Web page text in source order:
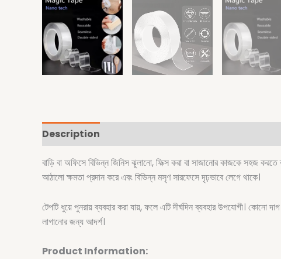
Description
বাড়ি বা অফিসে বিভিন্ন জিনিস ঝুলানো, ফিক্স করা বা সাজানোর কাজকে
আঠালো ক্ষমতা প্রদান করে এবং বিভিন্ন মসৃণ সারফেসে দৃঢ়ভাবে লেগে থাকে।
টেপটি ধুয়ে পুনরায় ব্যবহার করা যায়, ফলে এটি দীর্ঘদিন ব্যবহার উপযোগী। কোনো
লাগানোর জন্য আদর্শ।
Product Information: